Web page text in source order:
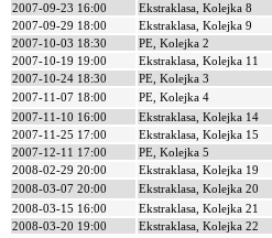
2007-09-23 16:00
Ekstraklasa, Kolejka 8
2007-09-29 18:00
Ekstraklasa, Kolejka 9
2007-10-03 18:30
PE, Kolejka 2
2007-10-19 19:00
Ekstraklasa, Kolejka 11
2007-10-24 18:30
PE, Kolejka 3
2007-11-07 18:00
PE, Kolejka 4
2007-11-10 16:00
Ekstraklasa, Kolejka 14
2007-11-25 17:00
Ekstraklasa, Kolejka 15
2007-12-11 17:00
PE, Kolejka 5
2008-02-29 20:00
Ekstraklasa, Kolejka 19
2008-03-07 20:00
Ekstraklasa, Kolejka 20
2008-03-15 16:00
Ekstraklasa, Kolejka 21
2008-03-20 19:00
Ekstraklasa, Kolejka 22